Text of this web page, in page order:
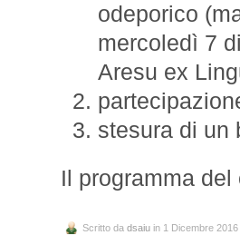
odeporico
mercoledì 7
Aresu ex
stesura di un
Il programma
Scritto da dsaiu in 1 Dicembre 2016